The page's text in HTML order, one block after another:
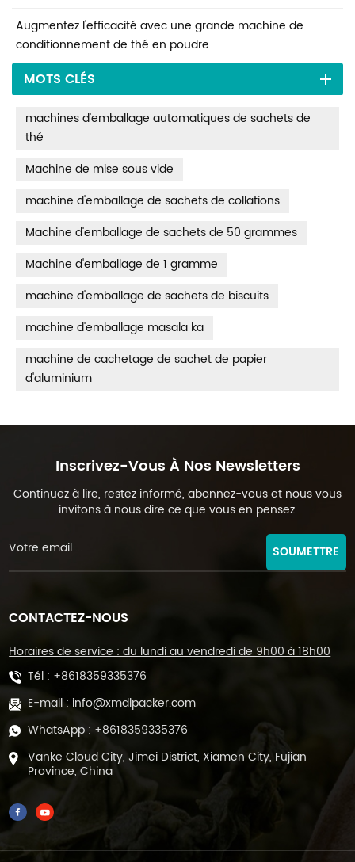
Augmentez l'efficacité avec une grande machine de
conditionnement de thé en poudre
MOTS CLÉS
machines d'emballage automatiques de sachets de
thé
Machine de mise sous vide
machine d'emballage de sachets de collations
Machine d'emballage de sachets de 50 grammes
Machine d'emballage de 1 gramme
machine d'emballage de sachets de biscuits
machine d'emballage masala ka
machine de cachetage de sachet de papier
d'aluminium
Inscrivez-Vous À Nos Newsletters
Continuez à lire, restez informé, abonnez-vous et nous vous
invitons à nous dire ce que vous en pensez.
SOUMETTRE
CONTACTEZ-NOUS
Horaires de service : du lundi au vendredi de 9h00 à 18h00
Tél : +8618359335376
E-mail : info@xmdlpacker.com
WhatsApp : +8618359335376
Vanke Cloud City, Jimei District, Xiamen City, Fujian
Province, China